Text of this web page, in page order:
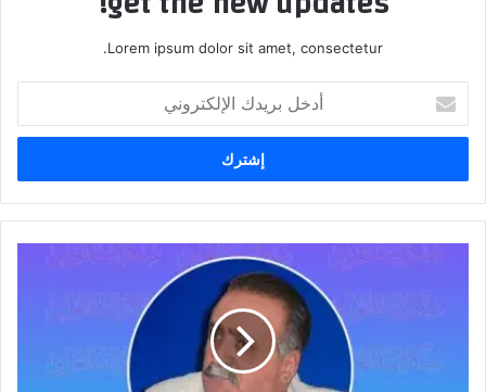
Lorem ipsum dolor sit amet, consectetur.
بريدك
الإلكتروني